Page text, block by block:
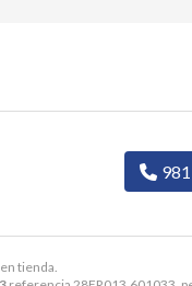
tienda.